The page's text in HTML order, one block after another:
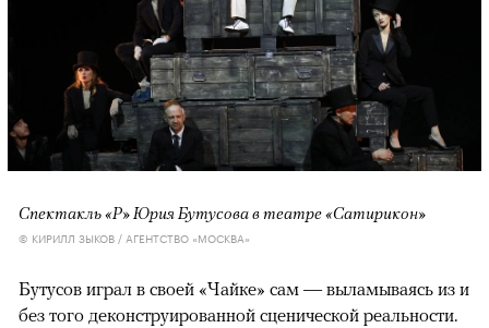
Спектакль «Р» Юрия Бутусова в театре «Сатирикон»
© КИРИЛЛ ЗЫКОВ / АГЕНТСТВО «МОСКВА»
Бутусов играл в своей «Чайке» сам — выламываясь из и
без того деконструированной сценической реальности.